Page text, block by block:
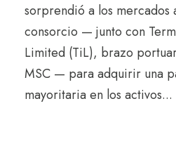
sorprendió a los mercados
consorcio — junto con
Limited (TiL), brazo
MSC — para adquirir una
mayoritaria en los activos...